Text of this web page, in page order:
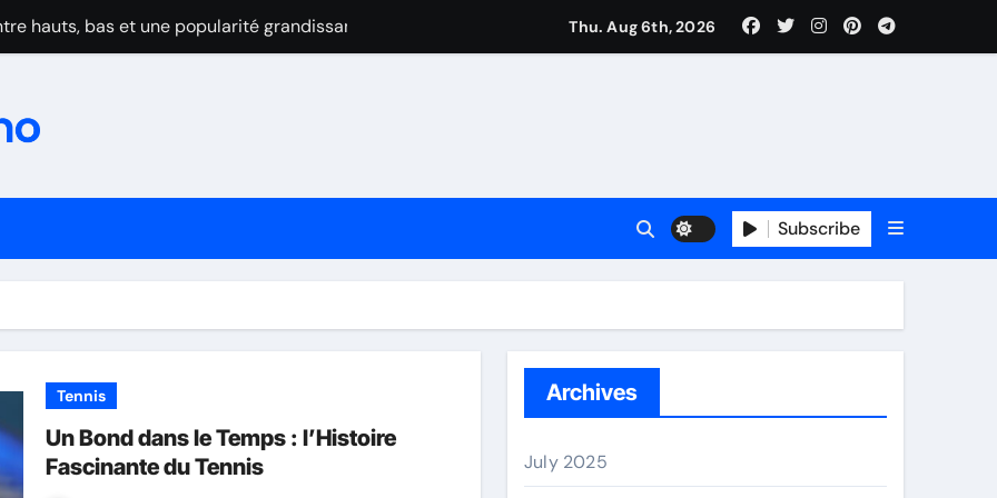
hauts, bas et une popularité grandissante
maudit par les blessures
après l’abandon cruel de Dimitrov
Les frères Lebrun brillent malgré la domination de Calderano
Wimbledon 2025
Thu. Aug 6th, 2026
Subscribe
Tennis
Un Bond dans le Temps : l’Histoire
Fascinante du Tennis
Archives
July 2025